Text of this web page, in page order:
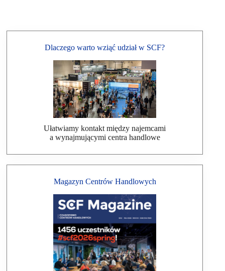
Dlaczego warto wziąć udział w SCF?
Ułatwiamy kontakt między najemcami
a wynajmującymi centra handlowe
Magazyn Centrów Handlowych